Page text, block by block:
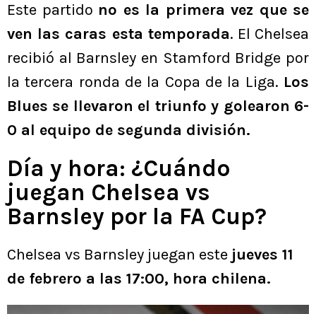
Este partido no es la primera vez que se
ven las caras esta temporada. El Chelsea
recibió al Barnsley en Stamford Bridge por
la tercera ronda de la Copa de la Liga. Los
Blues se llevaron el triunfo y golearon 6-
0 al equipo de segunda división.
Día y hora: ¿Cuándo
juegan Chelsea vs
Barnsley por la FA Cup?
Chelsea vs Barnsley juegan este jueves 11
de febrero a las 17:00, hora chilena.